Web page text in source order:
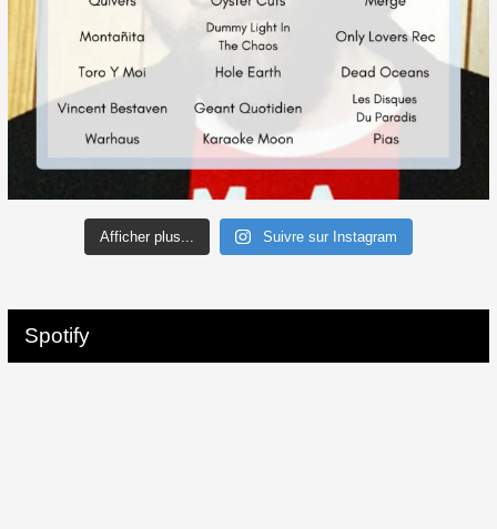
Afficher plus... Suivre sur Instagram
Spotify